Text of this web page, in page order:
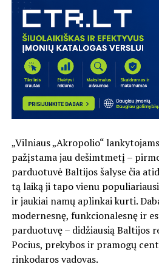
„Vilniaus „Akropolio“
pažįstama jau dešimtmetį –
parduotuvė Baltijos šalyse čia
tą laiką ji tapo vienu
ir jaukiai namų aplinkai kurti.
modernesnę, funkcionalesnę ir
parduotuvę – didžiausią Baltijos
Pocius, prekybos ir pramogų
rinkodaros vadovas.